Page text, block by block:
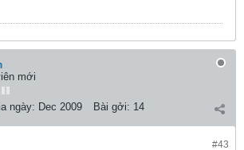
mới
ngày: Dec 2009 Bài gởi: 14
#43